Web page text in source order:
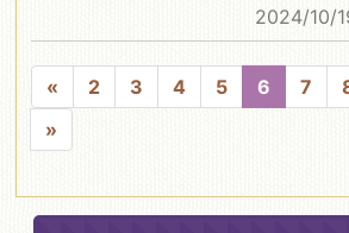
2024/10/
« 2 3 4 5 6 7
»